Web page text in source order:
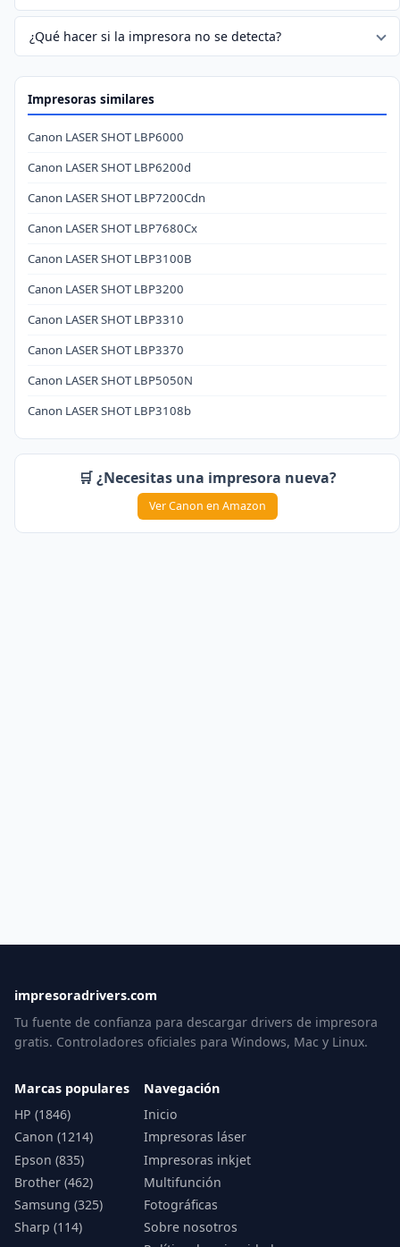
¿Qué hacer si la impresora no se detecta?
Impresoras similares
Canon LASER SHOT LBP6000
Canon LASER SHOT LBP6200d
Canon LASER SHOT LBP7200Cdn
Canon LASER SHOT LBP7680Cx
Canon LASER SHOT LBP3100B
Canon LASER SHOT LBP3200
Canon LASER SHOT LBP3310
Canon LASER SHOT LBP3370
Canon LASER SHOT LBP5050N
Canon LASER SHOT LBP3108b
🛒 ¿Necesitas una impresora nueva?
Ver Canon en Amazon
impresoradrivers.com
Tu fuente de confianza para descargar drivers de impresora
gratis. Controladores oficiales para Windows, Mac y Linux.
Marcas populares
HP (1846)
Canon (1214)
Epson (835)
Brother (462)
Samsung (325)
Sharp (114)
Navegación
Inicio
Impresoras láser
Impresoras inkjet
Multifunción
Fotográficas
Sobre nosotros